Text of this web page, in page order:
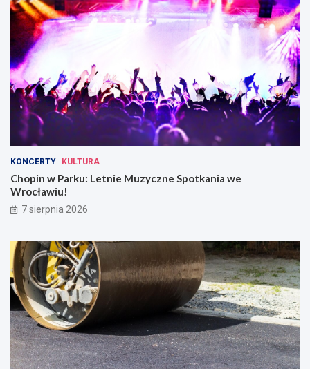
KONCERTY KULTURA
Chopin w Parku: Letnie Muzyczne Spotkania we
Wrocławiu!
7 sierpnia 2026